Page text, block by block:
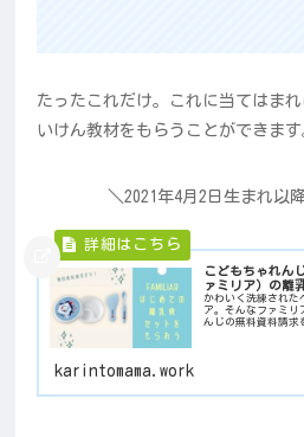
たったこれだけ。これに当てはま
いけん教材をもらうことができます
＼2021年4月2日生まれ以
こどもちゃれん
ァミリア）の離
かわいく洗練された
ア。そんなファミリ
んじの無料資料請求
karintomama.work